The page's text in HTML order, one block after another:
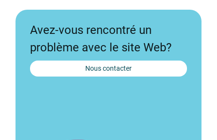
Avez-vous rencontré un
problème avec le site Web?
Nous contacter